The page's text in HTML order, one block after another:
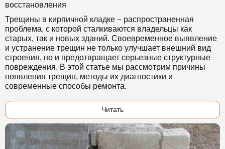
восстановления
Трещины в кирпичной кладке – распространенная
проблема, с которой сталкиваются владельцы как
старых, так и новых зданий. Своевременное выявление
и устранение трещин не только улучшает внешний вид
строения, но и предотвращает серьезные структурные
повреждения. В этой статье мы рассмотрим причины
появления трещин, методы их диагностики и
современные способы ремонта.
Читать